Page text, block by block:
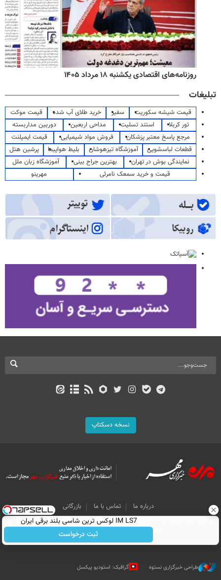
روزنامه‌های اقتصادی یکشنبه ۱۸ مرداد ۱۴۰۵
تبلیغات
قیمت شیشه سکوریت سفیر خرید طلای آب شده
قیمت موکت
تور کربلا
استند تسلیت مداحی اربعین
دوربین مداربسته
مرجع پاسخ معتبر پزشکان
فروش مواد شیمیایی
قیمت ایمپلنت
قطعات لباسشویی
آموزشگاه تیزهوشان بلیط هواپیما
پرشین هتل
نمایندگی بوش در تهران
بهترین جراح بینی
آموزشگاه زبان ملل
قیمت و خرید سمعک نامرئی
مهرینو
نسخه دسکتاپ
درباره ما تماس با ما
بازرگانی
All Content by Mehr News Agency is licensed under a Creative Commons
Attribution 4.0 International License.
طراحی خبرگزاری نستوه گرافیک: استودیو پیکسل
IM LS7 لوکس ترین شاسی بلند برقی ایران
ثبت درخواست